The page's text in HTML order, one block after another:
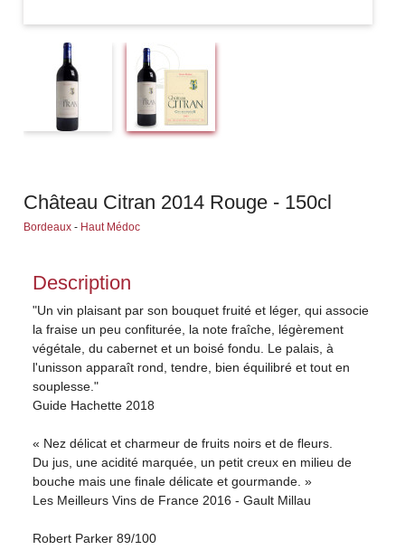
Château Citran 2014 Rouge - 150cl
Bordeaux - Haut Médoc
Description
"Un vin plaisant par son bouquet fruité et léger, qui associe
la fraise un peu confiturée, la note fraîche, légèrement
végétale, du cabernet et un boisé fondu. Le palais, à
l'unisson apparaît rond, tendre, bien équilibré et tout en
souplesse."
Guide Hachette 2018
« Nez délicat et charmeur de fruits noirs et de fleurs.
Du jus, une acidité marquée, un petit creux en milieu de
bouche mais une finale délicate et gourmande. »
Les Meilleurs Vins de France 2016 - Gault Millau
Robert Parker 89/100